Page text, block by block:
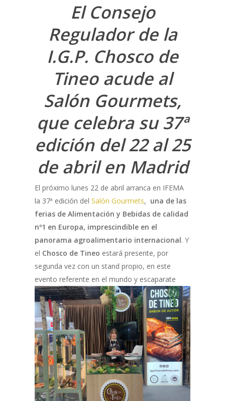
El Consejo
Regulador de la
I.G.P. Chosco de
Tineo acude al
Salón Gourmets,
que celebra su 37ª
edición del 22 al 25
de abril en Madrid
El próximo lunes 22 de abril arranca en IFEMA
la 37ª edición del Salón Gourmets, una de las
ferias de Alimentación y Bebidas de calidad
nº1 en Europa, imprescindible en el
panorama agroalimentario internacional. Y
el Chosco de Tineo estará presente, por
segunda vez con un stand propio, en este
evento referente en el mundo y escaparate